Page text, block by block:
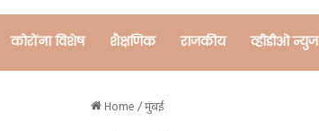
कोरोंना विशेष शैक्षणिक राजकीय व्हीडीओ न्युज
Home/मुंबई